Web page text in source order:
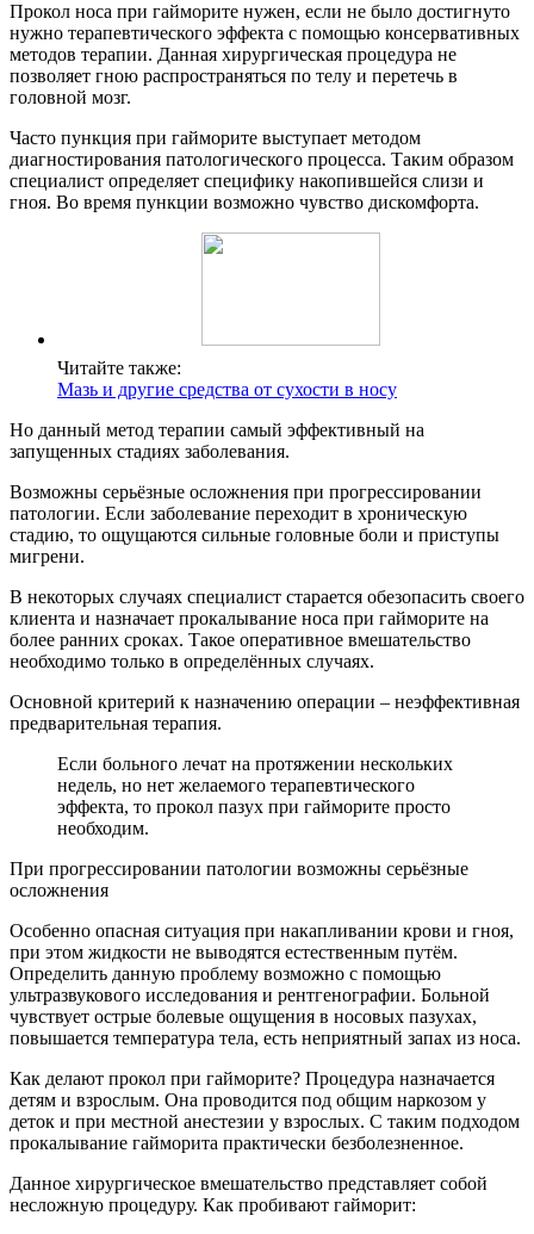
Прокол носа при гайморите нужен, если не было достигнуто
нужно терапевтического эффекта с помощью консервативных
методов терапии. Данная хирургическая процедура не
позволяет гною распространяться по телу и перетечь в
головной мозг.
Часто пункция при гайморите выступает методом
диагностирования патологического процесса. Таким образом
специалист определяет специфику накопившейся слизи и
гноя. Во время пункции возможно чувство дискомфорта.
Читайте также:
Мазь и другие средства от сухости в носу
Но данный метод терапии самый эффективный на
запущенных стадиях заболевания.
Возможны серьёзные осложнения при прогрессировании
патологии. Если заболевание переходит в хроническую
стадию, то ощущаются сильные головные боли и приступы
мигрени.
В некоторых случаях специалист старается обезопасить своего
клиента и назначает прокалывание носа при гайморите на
более ранних сроках. Такое оперативное вмешательство
необходимо только в определённых случаях.
Основной критерий к назначению операции – неэффективная
предварительная терапия.
Если больного лечат на протяжении нескольких
недель, но нет желаемого терапевтического
эффекта, то прокол пазух при гайморите просто
необходим.
При прогрессировании патологии возможны серьёзные
осложнения
Особенно опасная ситуация при накапливании крови и гноя,
при этом жидкости не выводятся естественным путём.
Определить данную проблему возможно с помощью
ультразвукового исследования и рентгенографии. Больной
чувствует острые болевые ощущения в носовых пазухах,
повышается температура тела, есть неприятный запах из носа.
Как делают прокол при гайморите? Процедура назначается
детям и взрослым. Она проводится под общим наркозом у
деток и при местной анестезии у взрослых. С таким подходом
прокалывание гайморита практически безболезненное.
Данное хирургическое вмешательство представляет собой
несложную процедуру. Как пробивают гайморит: